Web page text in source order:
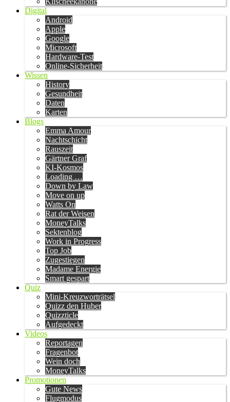
Digital
Android
Apple
Google
Microsoft
Hardware-Test
Online-Sicherheit
Wissen
History
Gesundheit
Daten
Karten
Blogs
Emma Amour
Nachtschicht
Rauszeit
Gärtner Graf
KI-Kosmos
Loading …
Down by Law
Move on up
Watts On
Rat der Weisen
MoneyTalks
Sektenblog
Work in Progress
Top Job
Zugestiegen
Madame Energie
Smart gespart
Quiz
Mini-Kreuzworträtsel
Quizz den Huber
Quizzticle
Aufgedeckt
Videos
Reportagen
Fragenbot
Wein doch
MoneyTalks
Promotionen
Gute News
Flugmodus